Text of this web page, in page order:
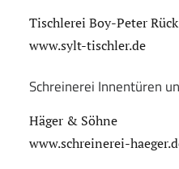
Tischlerei Boy-Peter Rück
www.sylt-tischler.de
Schreinerei Innentüren
Häger & Söhne
www.schreinerei-